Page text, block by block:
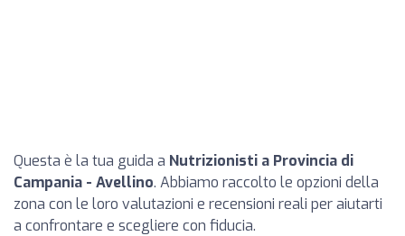
Questa è la tua guida a Nutrizionisti a Provincia di
Campania - Avellino. Abbiamo raccolto le opzioni della
zona con le loro valutazioni e recensioni reali per aiutarti
a confrontare e scegliere con fiducia.